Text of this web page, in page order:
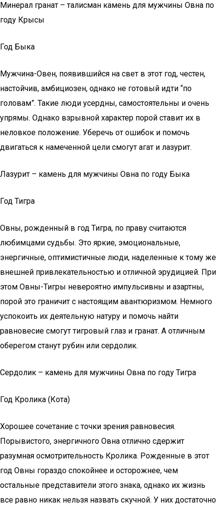
Минерал гранат – талисман камень для мужчины Овна по
году Крысы
Год Быка
Мужчина-Овен, появившийся на свет в этот год, честен,
настойчив, амбициозен, однако не готовый идти “по
головам”. Такие люди усердны, самостоятельны и очень
упрямы. Однако взрывной характер порой ставит их в
неловкое положение. Уберечь от ошибок и помочь
двигаться к намеченной цели смогут агат и лазурит.
Лазурит – камень для мужчины Овна по году Быка
Год Тигра
Овны, рожденный в год Тигра, по праву считаются
любимцами судьбы. Это яркие, эмоциональные,
энергичные, оптимистичные люди, наделенные к тому же
внешней привлекательностью и отличной эрудицией. При
этом Овны-Тигры невероятно импульсивны и азартны,
порой это граничит с настоящим авантюризмом. Немного
успокоить их деятельную натуру и помочь найти
равновесие смогут тигровый глаз и гранат. А отличным
оберегом станут рубин или сердолик.
Сердолик – камень для мужчины Овна по году Тигра
Год Кролика (Кота)
Хорошее сочетание с точки зрения равновесия.
Порывистого, энергичного Овна отлично сдержит
разумная осмотрительность Кролика. Рожденные в этот
год Овны гораздо спокойнее и осторожнее, чем
остальные представители этого знака, однако их жизнь
все равно никак нельзя назвать скучной. У них достаточно